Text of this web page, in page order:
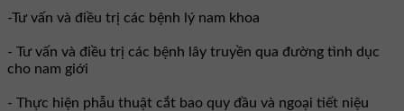
-Tư vấn và điều trị các bệnh lý nam khoa
- Tư vấn và điều trị các bệnh lây truyền qua đường tình dục
cho nam giới
- Thực hiện phẫu thuật cắt bao quy đầu và ngoại tiết niệu